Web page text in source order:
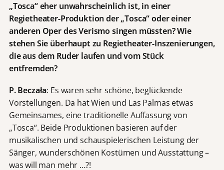
„Tosca“ eher unwahrscheinlich ist, in einer
Regietheater-Produktion der „Tosca“ oder einer
anderen Oper des Verismo singen müssten? Wie
stehen Sie überhaupt zu Regietheater-Inszenierungen,
die aus dem Ruder laufen und vom Stück
entfremden?
P. Beczała: Es waren sehr schöne, beglückende
Vorstellungen. Da hat Wien und Las Palmas etwas
Gemeinsames, eine traditionelle Auffassung von
„Tosca“. Beide Produktionen basieren auf der
musikalischen und schauspielerischen Leistung der
Sänger, wunderschönen Kostümen und Ausstattung –
was will man mehr …?!